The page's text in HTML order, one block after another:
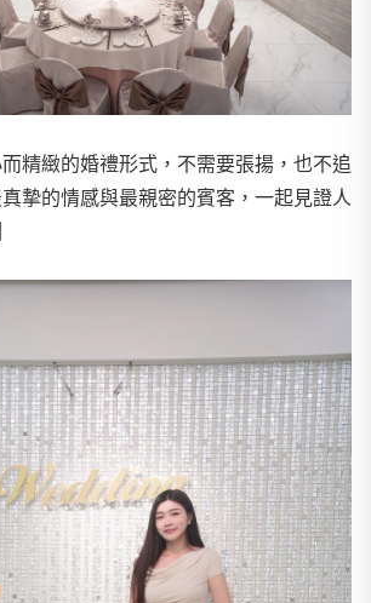
精緻的婚禮形式，不需要張揚，也不追
摯的情感與最親密的賓客，一起見證人